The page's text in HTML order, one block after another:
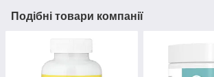
Подібні товари компанії